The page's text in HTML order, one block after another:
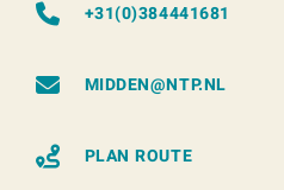
+31(0)384441681
MIDDEN@NTP.NL
PLAN ROUTE